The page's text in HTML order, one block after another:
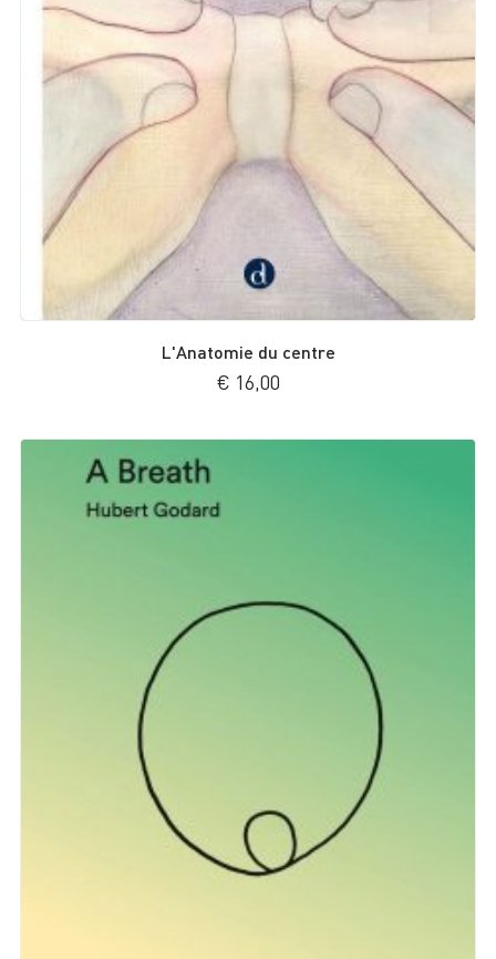
L'Anatomie du centre
€ 16,00